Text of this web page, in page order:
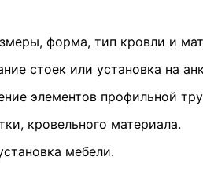
форма, тип кровли и
стоек или установка на
элементов профильной
кровельного материала.
мебели.